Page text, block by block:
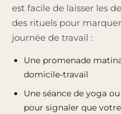
est facile de laisser les
des rituels pour
journée de travail :
Une promenade
domicile-travail
Une séance de yoga
pour signaler que